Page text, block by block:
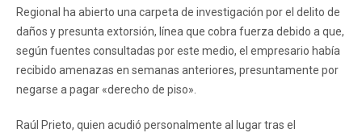
Regional ha abierto una carpeta de investigación por el delito de
daños y presunta extorsión, línea que cobra fuerza debido a que,
según fuentes consultadas por este medio, el empresario había
recibido amenazas en semanas anteriores, presuntamente por
negarse a pagar «derecho de piso».
Raúl Prieto, quien acudió personalmente al lugar tras el